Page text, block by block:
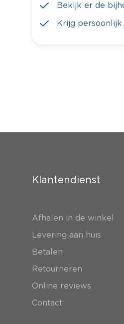
Bekijk er de
Krijg
Klantendienst
Afhalen in de winkel
Levering aan huis
Betalen
Retourneren
Online reviews
Contact